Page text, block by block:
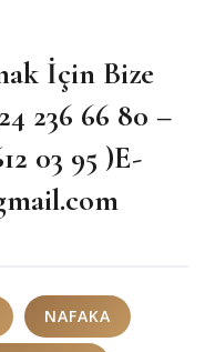
İçin Bize
236 66 80 –
03 95 )E-
NAFAKA